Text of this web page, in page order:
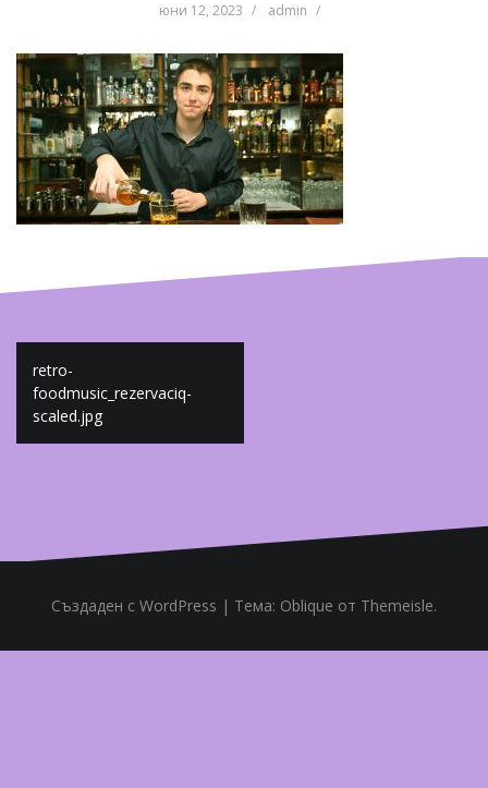
юни 12, 2023 admin
Навигация
retro-
foodmusic_rezervaciq-
scaled.jpg
Създаден с WordPress | Тема: Oblique от Themeisle.